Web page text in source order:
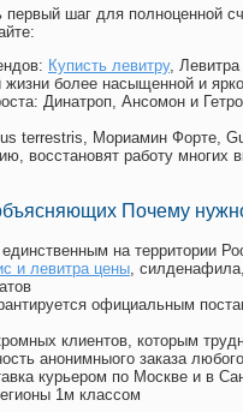
шаг для полноценной
Куписть левитру,
более насыщенной и
: Динатроп, Ансомон и
terrestris, Мориамин Форте,
восстановят работу многих
Почему
на территории
и левитра цены, силденафила,
официальным
клиентов, которым
анонимныого заказа
курьером по Москве и в
1м классом